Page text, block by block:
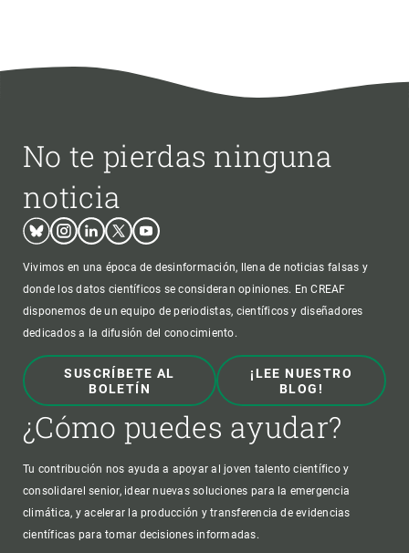
No te pierdas ninguna
noticia
BlueskyInstagram
LinkedinTwitterYoutube
Vivimos en una época de desinformación, llena de noticias falsas y
donde los datos científicos se consideran opiniones. En CREAF
disponemos de un equipo de periodistas, científicos y diseñadores
dedicados a la difusión del conocimiento.
SUSCRÍBETE AL
BOLETÍN
¡LEE NUESTRO
BLOG!
¿Cómo puedes ayudar?
Tu contribución nos ayuda a apoyar al joven talento científico y
consolidarel senior, idear nuevas soluciones para la emergencia
climática, y acelerar la producción y transferencia de evidencias
científicas para tomar decisiones informadas.